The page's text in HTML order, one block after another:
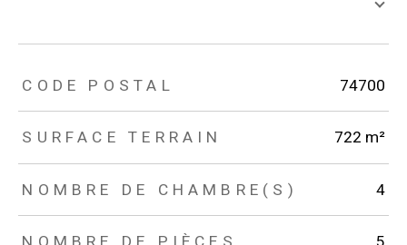
TRAD_ZEPHYR_Caracteristique TRAD_ZEPHYR_Valeurs
CODE POSTAL 74700
SURFACE TERRAIN 722 m²
NOMBRE DE CHAMBRE(S) 4